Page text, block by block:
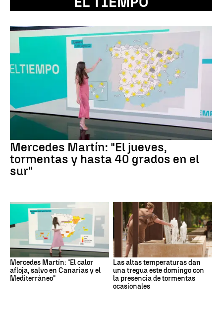
Mercedes Martín: "El jueves,
tormentas y hasta 40 grados en el
sur"
Mercedes Martín: "El calor
afloja, salvo en Canarias y el
Mediterráneo"
Las altas temperaturas dan
una tregua este domingo con
la presencia de tormentas
ocasionales